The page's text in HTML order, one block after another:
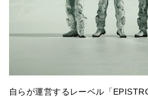
自らが運営するレーベル「